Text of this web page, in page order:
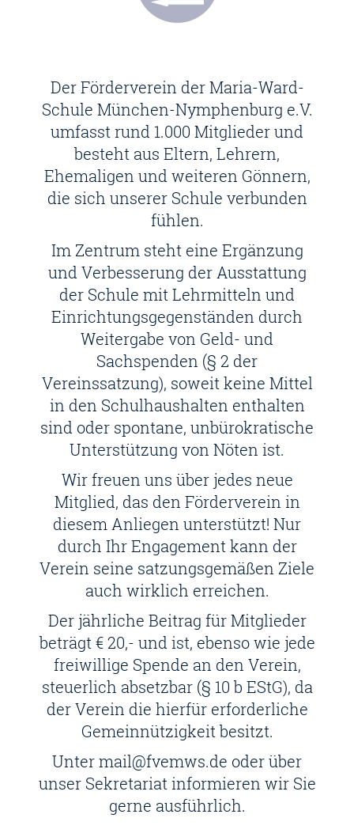
Der Förderverein der Maria-Ward-
Schule München-Nymphenburg e.V.
umfasst rund 1.000 Mitglieder und
besteht aus Eltern, Lehrern,
Ehemaligen und weiteren Gönnern,
die sich unserer Schule verbunden
fühlen.
Im Zentrum steht eine Ergänzung
und Verbesserung der Ausstattung
der Schule mit Lehrmitteln und
Einrichtungsgegenständen durch
Weitergabe von Geld- und
Sachspenden (§ 2 der
Vereinssatzung), soweit keine Mittel
in den Schulhaushalten enthalten
sind oder spontane, unbürokratische
Unterstützung von Nöten ist.
Wir freuen uns über jedes neue
Mitglied, das den Förderverein in
diesem Anliegen unterstützt! Nur
durch Ihr Engagement kann der
Verein seine satzungsgemäßen Ziele
auch wirklich erreichen.
Der jährliche Beitrag für Mitglieder
beträgt € 20,- und ist, ebenso wie jede
freiwillige Spende an den Verein,
steuerlich absetzbar (§ 10 b EStG), da
der Verein die hierfür erforderliche
Gemeinnützigkeit besitzt.
Unter mail@fvemws.de oder über
unser Sekretariat informieren wir Sie
gerne ausführlich.